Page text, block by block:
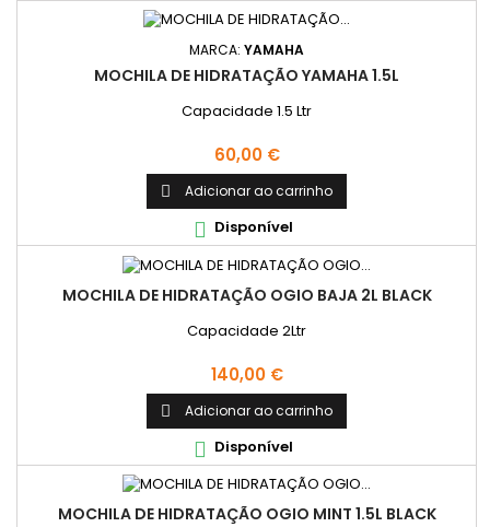
MARCA: YAMAHA
MOCHILA DE HIDRATAÇÃO YAMAHA 1.5L
Capacidade 1.5 Ltr
Preço
60,00 €
 Adicionar ao carrinho
 Disponível
MOCHILA DE HIDRATAÇÃO OGIO BAJA 2L BLACK
Capacidade 2Ltr
Preço
140,00 €
 Adicionar ao carrinho
 Disponível
MOCHILA DE HIDRATAÇÃO OGIO MINT 1.5L BLACK